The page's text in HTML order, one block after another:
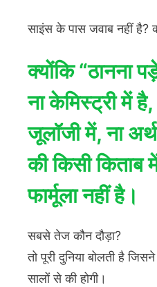
साइंस के पास जवाब नहीं है?
क्योंकि “ठानना
ना केमिस्ट्री में है,
जूलॉजी में, ना
की किसी किताब
फार्मूला नहीं है।
सबसे तेज कौन दौड़ा?
तो पूरी दुनिया बोलती है
सालों से की होगी।